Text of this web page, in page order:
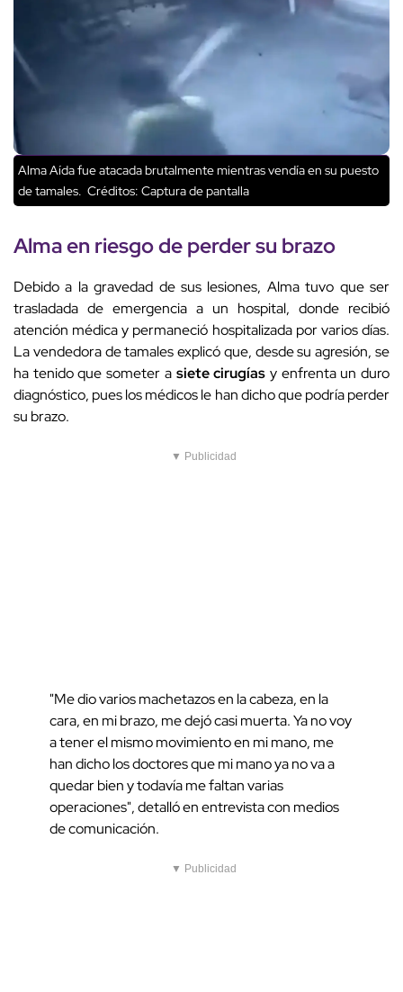
Alma Aída fue atacada brutalmente mientras vendía en su puesto
de tamales. Créditos: Captura de pantalla
Alma en riesgo de perder su brazo
Debido a la gravedad de sus lesiones, Alma tuvo que ser
trasladada de emergencia a un hospital, donde recibió
atención médica y permaneció hospitalizada por varios días.
La vendedora de tamales explicó que, desde su agresión, se
ha tenido que someter a siete cirugías y enfrenta un duro
diagnóstico, pues los médicos le han dicho que podría perder
su brazo.
▼ Publicidad
"Me dio varios machetazos en la cabeza, en la
cara, en mi brazo, me dejó casi muerta. Ya no voy
a tener el mismo movimiento en mi mano, me
han dicho los doctores que mi mano ya no va a
quedar bien y todavía me faltan varias
operaciones", detalló en entrevista con medios
de comunicación.
▼ Publicidad